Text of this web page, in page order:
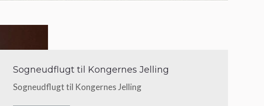
Sogneudflugt til Kongernes Jelling
Sogneudflugt til Kongernes Jelling